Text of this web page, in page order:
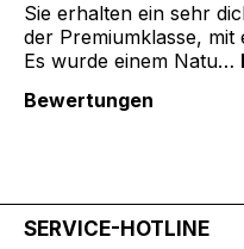
Sie erhalten ein sehr
der Premiumklasse, mit
Es wurde einem Natu…
Bewertungen
SERVICE-HOTLINE